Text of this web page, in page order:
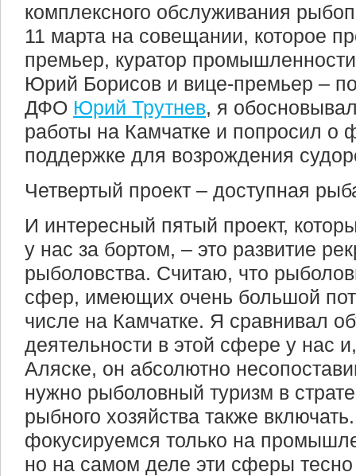
комплексного обслуживания
11 марта на совещании, которое
премьер, куратор
Юрий Борисов и вице-премьер –
ДФО Юрий Трутнев, я
работы на Камчатке и попросил о
поддержке для возрождения
Четвертый проект – доступная
И интересный пятый проект,
у нас за бортом, – это развитие
рыболовства. Считаю, что
сфер, имеющих очень большой
числе на Камчатке. Я сравнивал
деятельности в этой сфере у нас
Аляске, он абсолютно
нужно рыболовный туризм в
рыбного хозяйства также
фокусируемся только на
но на самом деле эти сферы